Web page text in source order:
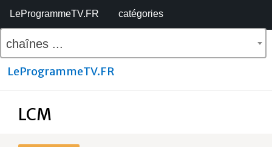
LeProgrammeTV.FR catégories
chaînes ...
LeProgrammeTV.FR
LCM